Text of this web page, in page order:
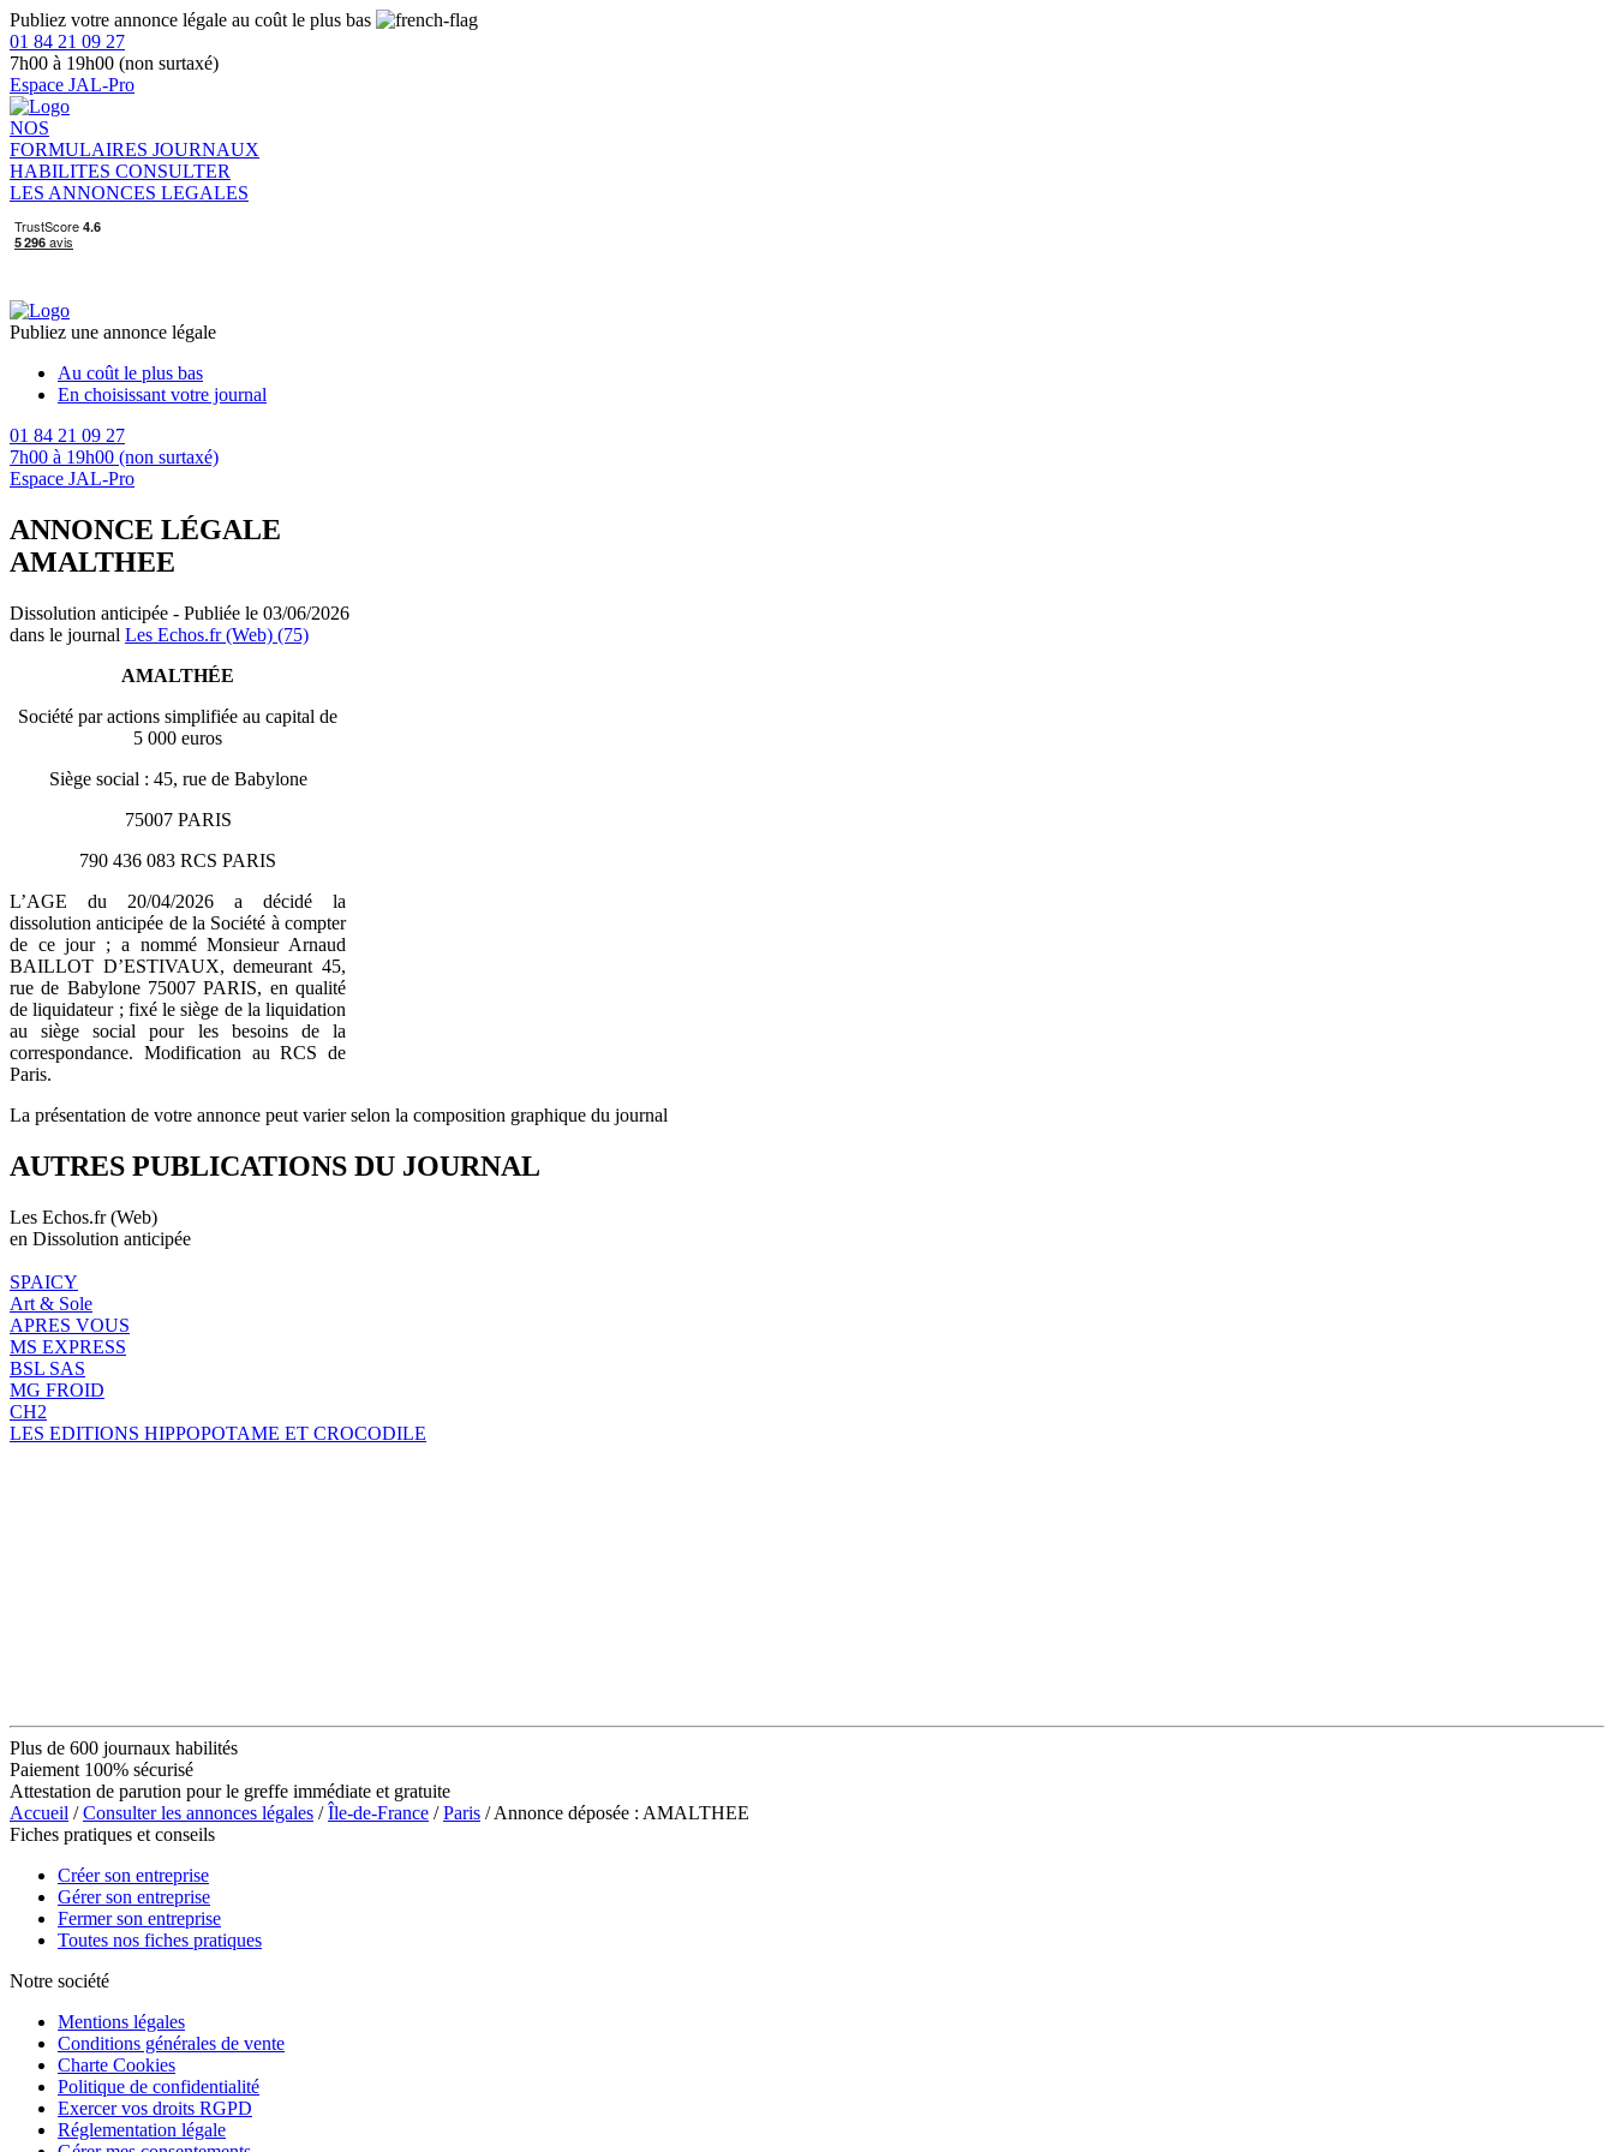
Publiez votre annonce légale au coût le plus bas
01 84 21 09 27
7h00 à 19h00 (non surtaxé)
Espace JAL-Pro
NOS
FORMULAIRES JOURNAUX
HABILITES CONSULTER
LES ANNONCES LEGALES
Publiez une annonce légale
Au coût le plus bas
En choisissant votre journal
01 84 21 09 27
7h00 à 19h00 (non surtaxé)
Espace JAL-Pro
ANNONCE LÉGALE
AMALTHEE
Dissolution anticipée - Publiée le 03/06/2026
dans le journal Les Echos.fr (Web) (75)
AMALTHÉE
Société par actions simplifiée au capital de
5 000 euros
Siège social : 45, rue de Babylone
75007 PARIS
790 436 083 RCS PARIS
L’AGE du 20/04/2026 a décidé la
dissolution anticipée de la Société à compter
de ce jour ; a nommé Monsieur Arnaud
BAILLOT D’ESTIVAUX, demeurant 45,
rue de Babylone 75007 PARIS, en qualité
de liquidateur ; fixé le siège de la liquidation
au siège social pour les besoins de la
correspondance. Modification au RCS de
Paris.
La présentation de votre annonce peut varier selon la composition graphique du journal
AUTRES PUBLICATIONS DU JOURNAL
Les Echos.fr (Web)
en Dissolution anticipée
SPAICY
Art & Sole
APRES VOUS
MS EXPRESS
BSL SAS
MG FROID
CH2
LES EDITIONS HIPPOPOTAME ET CROCODILE
Plus de 600 journaux habilités
Paiement 100% sécurisé
Attestation de parution pour le greffe immédiate et gratuite
Accueil /Consulter les annonces légales /Île-de-France /Paris / Annonce déposée : AMALTHEE
Fiches pratiques et conseils
Créer son entreprise
Gérer son entreprise
Fermer son entreprise
Toutes nos fiches pratiques
Notre société
Mentions légales
Conditions générales de vente
Charte Cookies
Politique de confidentialité
Exercer vos droits RGPD
Réglementation légale